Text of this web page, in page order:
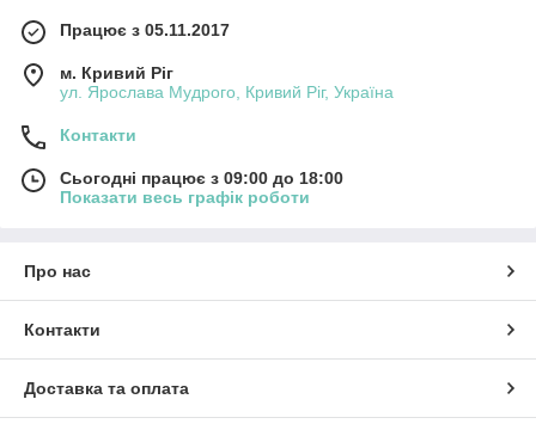
Працює з 05.11.2017
м. Кривий Ріг
ул. Ярослава Мудрого, Кривий Ріг, Україна
Контакти
Сьогодні працює з 09:00 до 18:00
Показати весь графік роботи
Про нас
Контакти
Доставка та оплата